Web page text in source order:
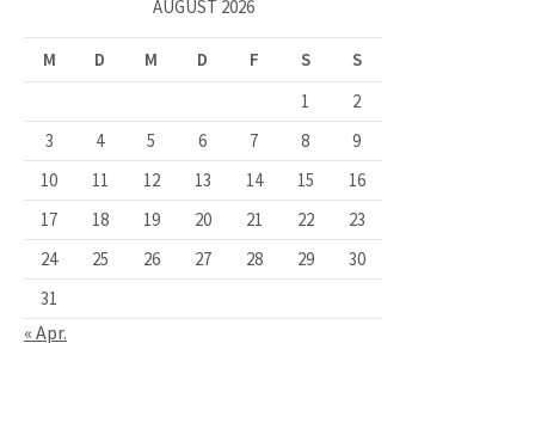
AUGUST 2026
M D M D F S
S
1
2
3
4 5 6 7 8
9
10
11 12 13 14 15
16
17
18 19 20 21 22
23
24
25 26 27 28 29
30
31
« Apr.